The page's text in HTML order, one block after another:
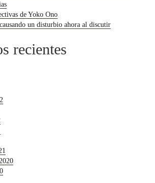
de Yoko Ono
un disturbio ahora al discutir
recientes